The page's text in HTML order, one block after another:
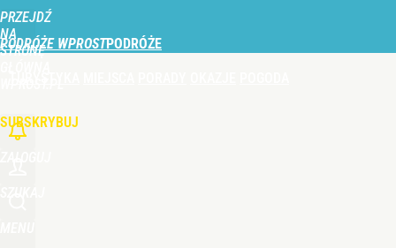
PRZEJDŹ
NA
STRONĘ
PODRÓŻE WPROST
SUBSKRYBUJ